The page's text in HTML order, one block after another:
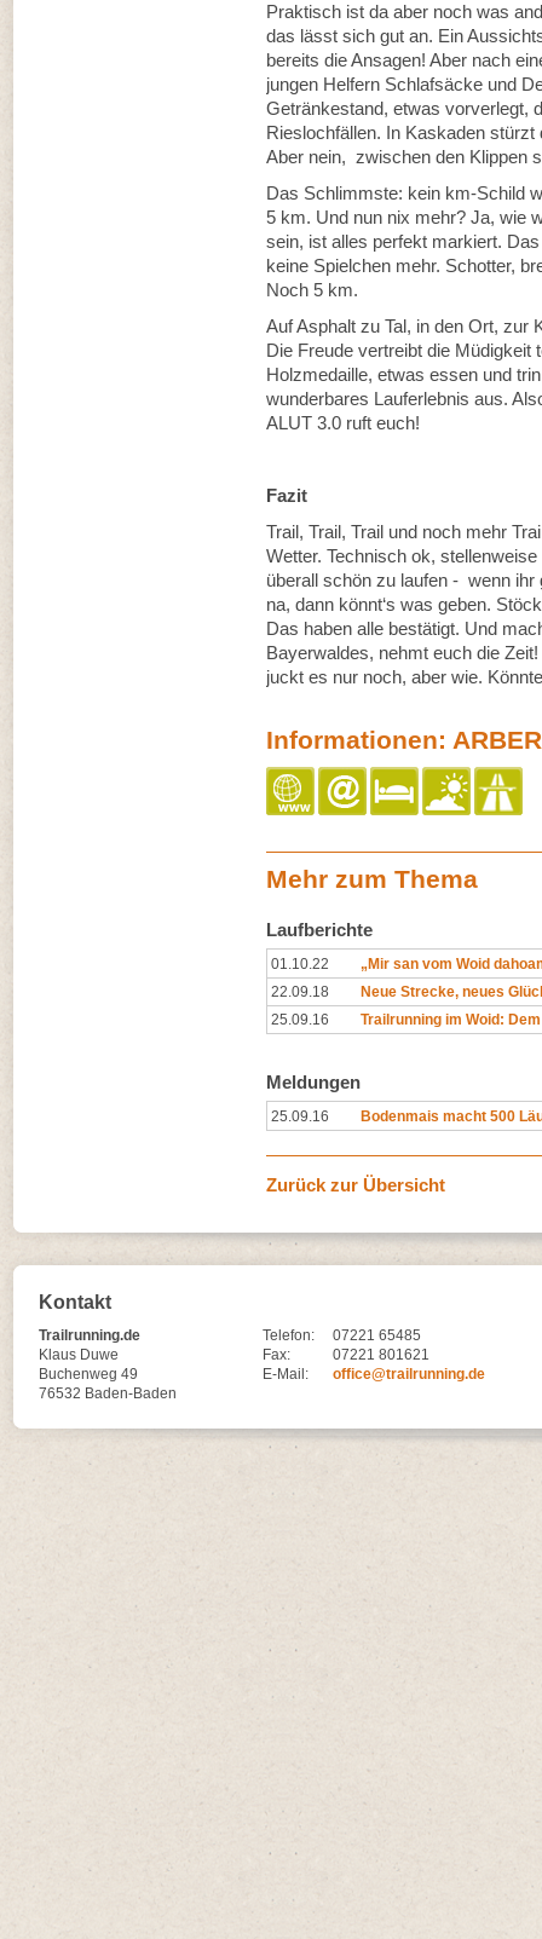
Praktisch ist da aber noch was
das lässt sich gut an. Ein
bereits die Ansagen! Aber nach
jungen Helfern Schlafsäcke und
Getränkestand, etwas vorverlegt,
Rieslochfällen. In Kaskaden
Aber nein, zwischen den Klippen
Das Schlimmste: kein km-Schild
5 km. Und nun nix mehr? Ja, wie
sein, ist alles perfekt markiert.
keine Spielchen mehr. Schotter,
Noch 5 km.
Auf Asphalt zu Tal, in den Ort, zur
Die Freude vertreibt die
Holzmedaille, etwas essen und
wunderbares Lauferlebnis aus.
ALUT 3.0 ruft euch!
Fazit
Trail, Trail, Trail und noch mehr
Wetter. Technisch ok,
überall schön zu laufen - wenn ihr
na, dann könnt‘s was geben.
Das haben alle bestätigt. Und
Bayerwaldes, nehmt euch die
juckt es nur noch, aber wie.
Informationen:
Mehr zum Thema
Laufberichte
01.10.22
„Mir san vom Woid
22.09.18
Neue Strecke, neues
25.09.16
Trailrunning im Woid:
Meldungen
25.09.16 Bodenmais macht 500
Zurück zur Übersicht
Kontakt
Trailrunning.de
Klaus Duwe
Buchenweg 49
76532 Baden-Baden
Telefon:
07221 65485
Fax:
07221 801621
E-Mail:
office@trailrunning.de